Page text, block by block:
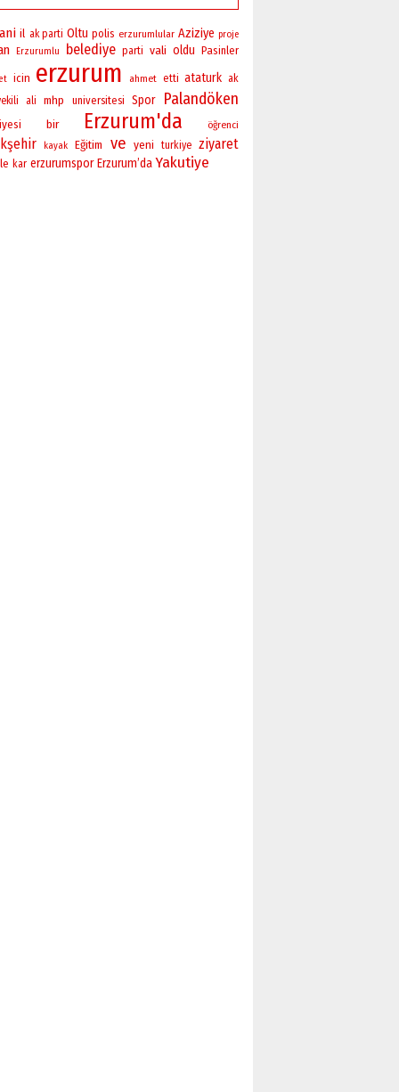
il ak parti Oltu polis erzurumlular Aziziye proje
Erzurumlu belediye parti vali oldu Pasinler
icin erzurum ahmet etti ataturk ak
ali mhp universitesi Spor Palandöken
bir Erzurum'da öğrenci
kayak Eğitim ve yeni turkiye ziyaret
kar erzurumspor Erzurum’da Yakutiye